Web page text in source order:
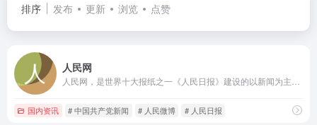
排序 发布 更新 浏览 点赞
人民网
国内资讯 # 中国共产党新闻 # 人民微博 # 人民日报